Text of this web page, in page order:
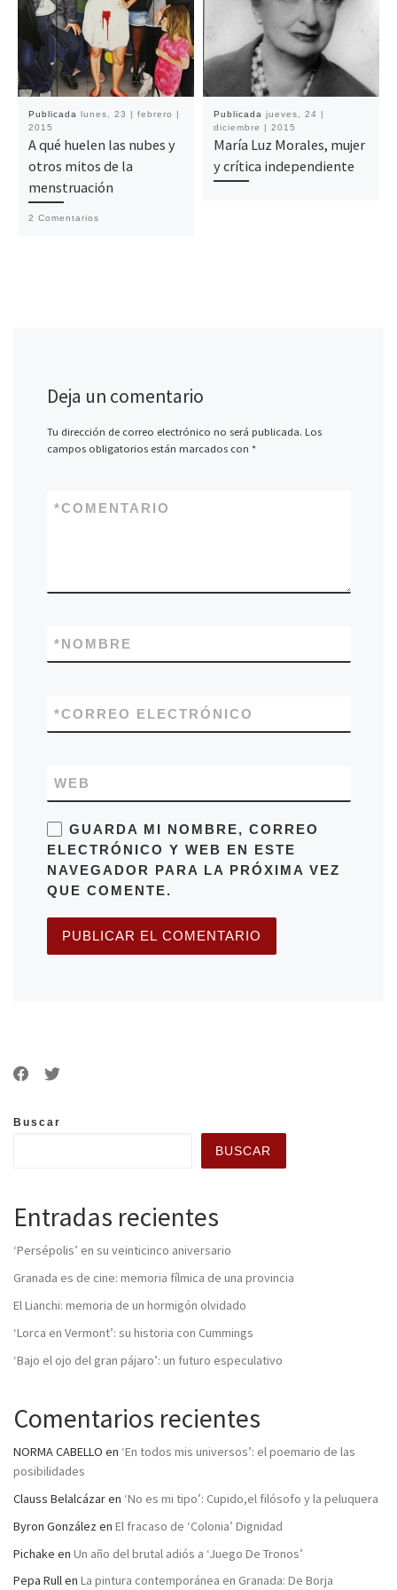
Publicada lunes, 23 | febrero |
2015
A qué huelen las nubes y
otros mitos de la
menstruación
2 Comentarios
Publicada jueves, 24 |
diciembre | 2015
María Luz Morales, mujer
y crítica independiente
Deja un comentario
Tu dirección de correo electrónico no será publicada. Los
campos obligatorios están marcados con *
COMENTARIO
*
NOMBRE
*
CORREO ELECTRÓNICO
*
WEB
GUARDA MI NOMBRE, CORREO
ELECTRÓNICO Y WEB EN ESTE
NAVEGADOR PARA LA PRÓXIMA VEZ
QUE COMENTE.
Buscar
BUSCAR
Entradas recientes
‘Persépolis’ en su veinticinco aniversario
Granada es de cine: memoria fílmica de una provincia
El Lianchi: memoria de un hormigón olvidado
‘Lorca en Vermont’: su historia con Cummings
‘Bajo el ojo del gran pájaro’: un futuro especulativo
Comentarios recientes
NORMA CABELLO en ‘En todos mis universos’: el poemario de las
posibilidades
Clauss Belalcázaren ‘No es mi tipo’: Cupido,el filósofo y la peluquera
Byron González en El fracaso de ‘Colonia’ Dignidad
Pichake en Un año del brutal adiós a ‘Juego De Tronos’
Pepa Rullen La pintura contemporánea en Granada: De Borja